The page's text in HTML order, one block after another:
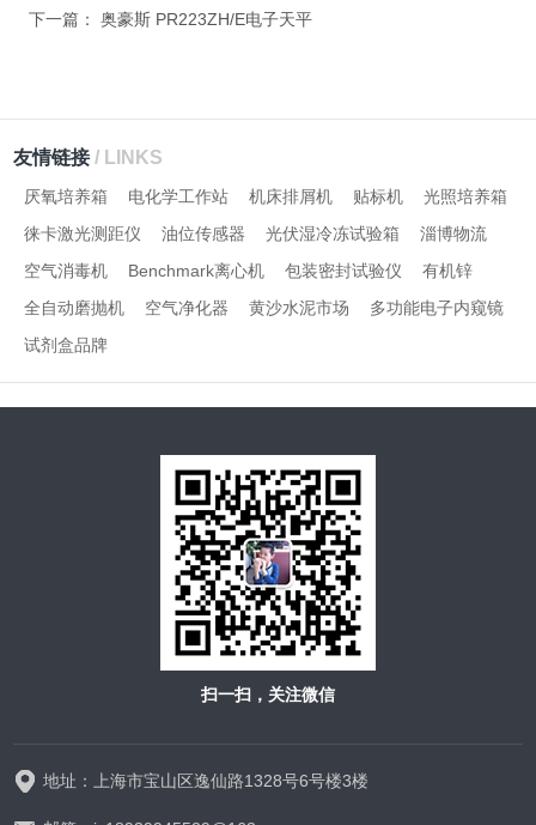
下一篇： 奥豪斯 PR223ZH/E电子天平
友情链接/ LINKS
厌氧培养箱 电化学工作站 机床排屑机 贴标机
光照培养箱
徕卡激光测距仪
油位传感器 光伏湿冷冻试验箱
淄博物流
空气消毒机
Benchmark离心机 包装密封试验仪
有机锌
全自动磨抛机
空气净化器 黄沙水泥市场
多功能电子内窥镜
试剂盒品牌
扫一扫，关注微信
地址：上海市宝山区逸仙路1328号6号楼3楼